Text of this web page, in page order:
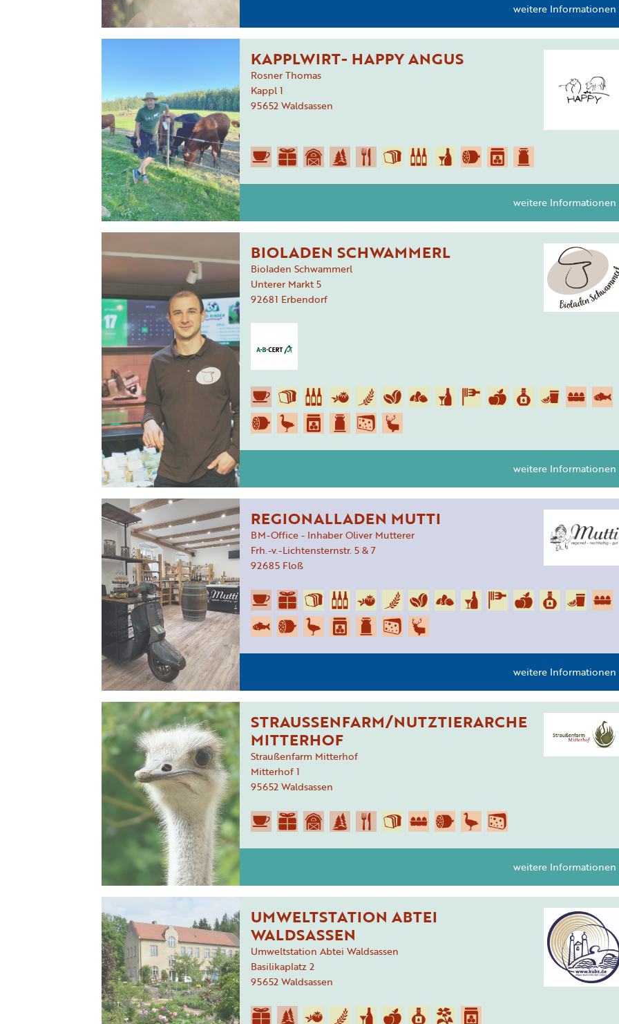
weitere Informationen
KAPPLWIRT- HAPPY ANGUS
Rosner Thomas
Kappl1
95652Waldsassen
weitere Informationen
BIOLADEN SCHWAMMERL
Bioladen Schwammerl
Unterer Markt5
92681 Erbendorf
weitere Informationen
REGIONALLADEN MUTTI
BM-Office - Inhaber Oliver Mutterer
Frh.-v.-Lichtensternstr. 5 & 7
92685 Floß
weitere Informationen
STRAUSSENFARM/NUTZTIERARCHE M
ITTERHOF
Straußenfarm Mitterhof
Mitterhof1
95652Waldsassen
weitere Informationen
UMWELTSTATION ABTEI
WALDSASSEN
Umweltstation Abtei Waldsassen
Basilikaplatz2
95652Waldsassen